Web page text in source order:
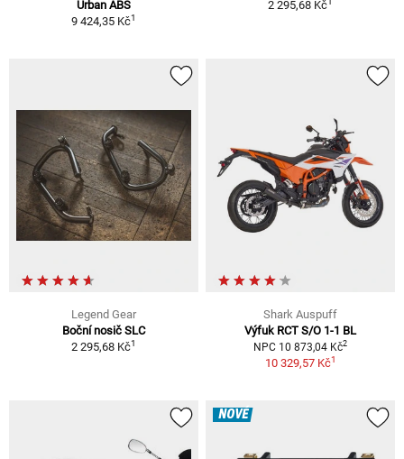
Urban ABS
9 424,35 Kč1
2 295,68 Kč
Legend Gear
Boční nosič SLC
2 295,68 Kč1
Shark Auspuff
Výfuk RCT S/O 1-1 BL
NPC 10 873,04 Kč2
10 329,57 Kč1
NOVÉ